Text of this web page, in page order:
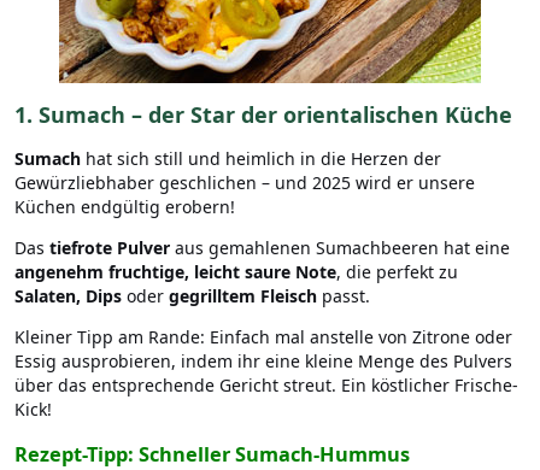
1. Sumach – der Star der orientalischen Küche
Sumach hat sich still und heimlich in die Herzen der
Gewürzliebhaber geschlichen – und 2025 wird er unsere
Küchen endgültig erobern!
Das tiefrote Pulver aus gemahlenen Sumachbeeren hat eine
angenehm fruchtige, leicht saure Note, die perfekt zu
Salaten, Dips oder gegrilltem Fleisch passt.
Kleiner Tipp am Rande: Einfach mal anstelle von Zitrone oder
Essig ausprobieren, indem ihr eine kleine Menge des Pulvers
über das entsprechende Gericht streut. Ein köstlicher Frische-
Kick!
Rezept-Tipp: Schneller Sumach-Hummus